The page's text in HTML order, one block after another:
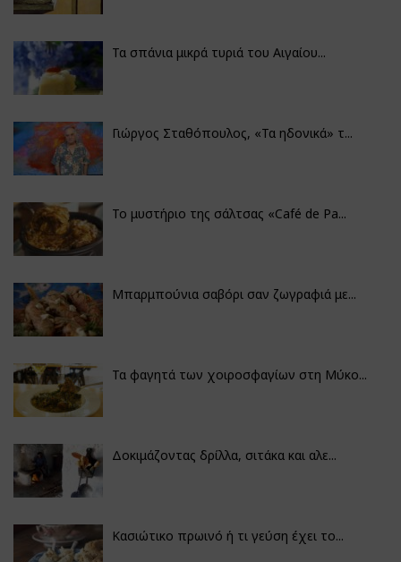
Τα σπάνια μικρά τυριά του Αιγαίου...
Γιώργος Σταθόπουλος, «Τα ηδονικά» τ...
Το μυστήριο της σάλτσας «Café de Pa...
Μπαρμπούνια σαβόρι σαν ζωγραφιά με...
Τα φαγητά των χοιροσφαγίων στη Μύκο...
Δοκιμάζοντας δρίλλα, σιτάκα και αλε...
Κασιώτικο πρωινό ή τι γεύση έχει το...